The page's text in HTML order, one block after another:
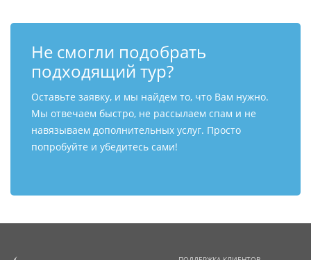
Не смогли подобрать
подходящий тур?
Оставьте заявку, и мы найдем то, что Вам нужно.
Мы отвечаем быстро, не рассылаем спам и не
навязываем дополнительных услуг. Просто
попробуйте и убедитесь сами!